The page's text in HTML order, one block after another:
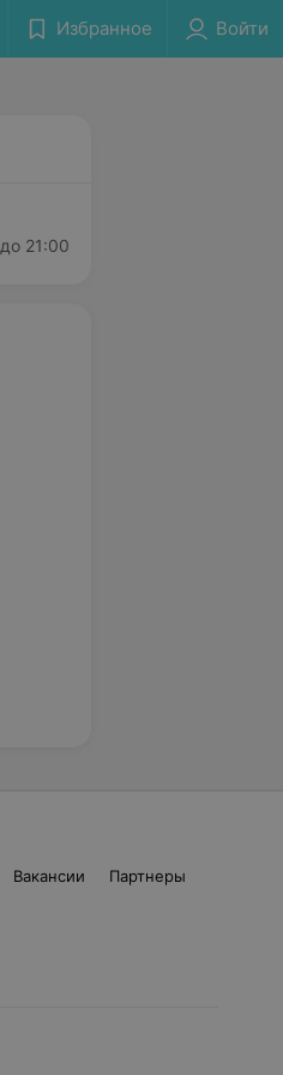
Избранное Войти
до 21:00
Вакансии
Партнеры